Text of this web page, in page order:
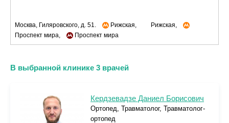
Москва, Гиляровского, д. 51. Рижская,
Рижская,
Проспект мира,
Проспект мира
В выбранной клинике 3 врачей
Кердзевадзе Даниел Борисович
Ортопед, Травматолог, Травматолог-
ортопед